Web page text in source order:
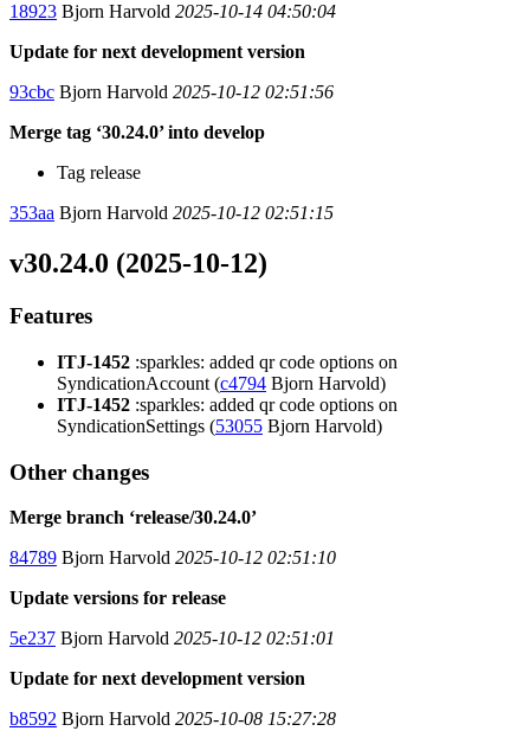
18923 Bjorn Harvold 2025-10-14 04:50:04
Update for next development version
93cbc Bjorn Harvold 2025-10-12 02:51:56
Merge tag ‘30.24.0’ into develop
Tag release
353aa Bjorn Harvold 2025-10-12 02:51:15
v30.24.0 (2025-10-12)
Features
ITJ-1452 :sparkles: added qr code options on
SyndicationAccount (c4794 Bjorn Harvold)
ITJ-1452 :sparkles: added qr code options on
SyndicationSettings (53055 Bjorn Harvold)
Other changes
Merge branch ‘release/30.24.0’
84789 Bjorn Harvold 2025-10-12 02:51:10
Update versions for release
5e237 Bjorn Harvold 2025-10-12 02:51:01
Update for next development version
b8592 Bjorn Harvold 2025-10-08 15:27:28